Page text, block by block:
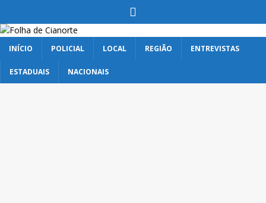
INÍCIO POLICIAL LOCAL REGIÃO ENTREVISTAS
ESTADUAIS NACIONAIS